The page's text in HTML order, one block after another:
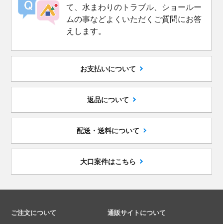
て、水まわりのトラブル、ショールー
ムの事などよくいただくご質問にお答
えします。
お支払いについて
返品について
配送・送料について
大口案件はこちら
ご注文について 通販サイトについて